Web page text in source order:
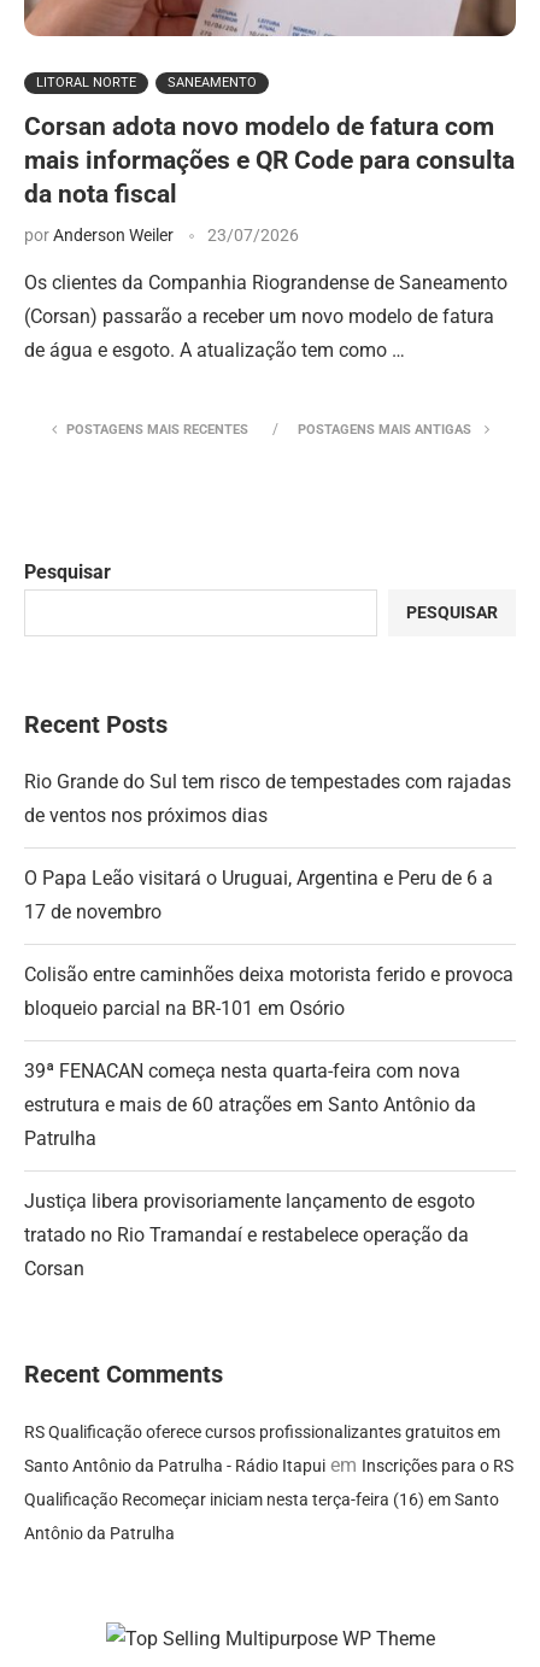
LITORAL NORTE SANEAMENTO
Corsan adota novo modelo de fatura com
mais informações e QR Code para consulta
da nota fiscal
porAnderson Weiler 23/07/2026
Os clientes da Companhia Riograndense de Saneamento
(Corsan) passarão a receber um novo modelo de fatura
de água e esgoto. A atualização tem como …
POSTAGENS MAIS RECENTES POSTAGENS MAIS ANTIGAS
Pesquisar
PESQUISAR
Recent Posts
Rio Grande do Sul tem risco de tempestades com rajadas
de ventos nos próximos dias
O Papa Leão visitará o Uruguai, Argentina e Peru de 6 a
17 de novembro
Colisão entre caminhões deixa motorista ferido e provoca
bloqueio parcial na BR-101 em Osório
39ª FENACAN começa nesta quarta-feira com nova
estrutura e mais de 60 atrações em Santo Antônio da
Patrulha
Justiça libera provisoriamente lançamento de esgoto
tratado no Rio Tramandaí e restabelece operação da
Corsan
Recent Comments
RS Qualificação oferece cursos profissionalizantes gratuitos em
Santo Antônio da Patrulha - Rádio Itapui em Inscrições para o RS
Qualificação Recomeçar iniciam nesta terça-feira (16) em Santo
Antônio da Patrulha